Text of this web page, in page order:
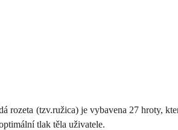
(tzv.ružica) je vybavena 27 hroty,
tlak těla uživatele.